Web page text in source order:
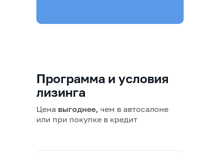
Программа и условия
лизинга
Цена выгоднее, чем в автосалоне
или при покупке в кредит